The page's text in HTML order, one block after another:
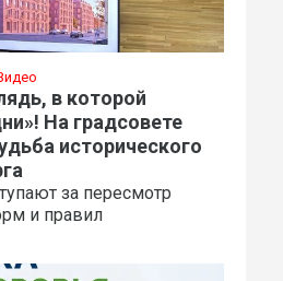
в которой
На градсовете
исторического
за пересмотр
и правил